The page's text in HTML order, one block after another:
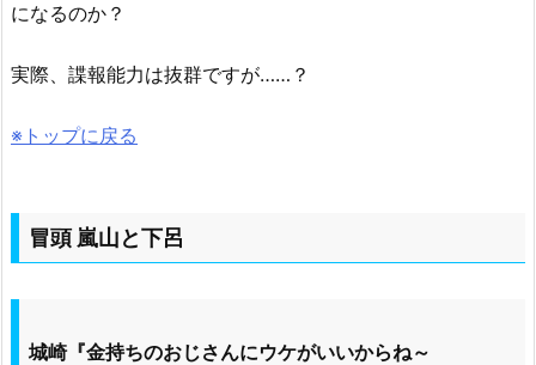
になるのか？
実際、諜報能力は抜群ですが……？
※トップに戻る
冒頭 嵐山と下呂
城崎『金持ちのおじさんにウケがいいからね～